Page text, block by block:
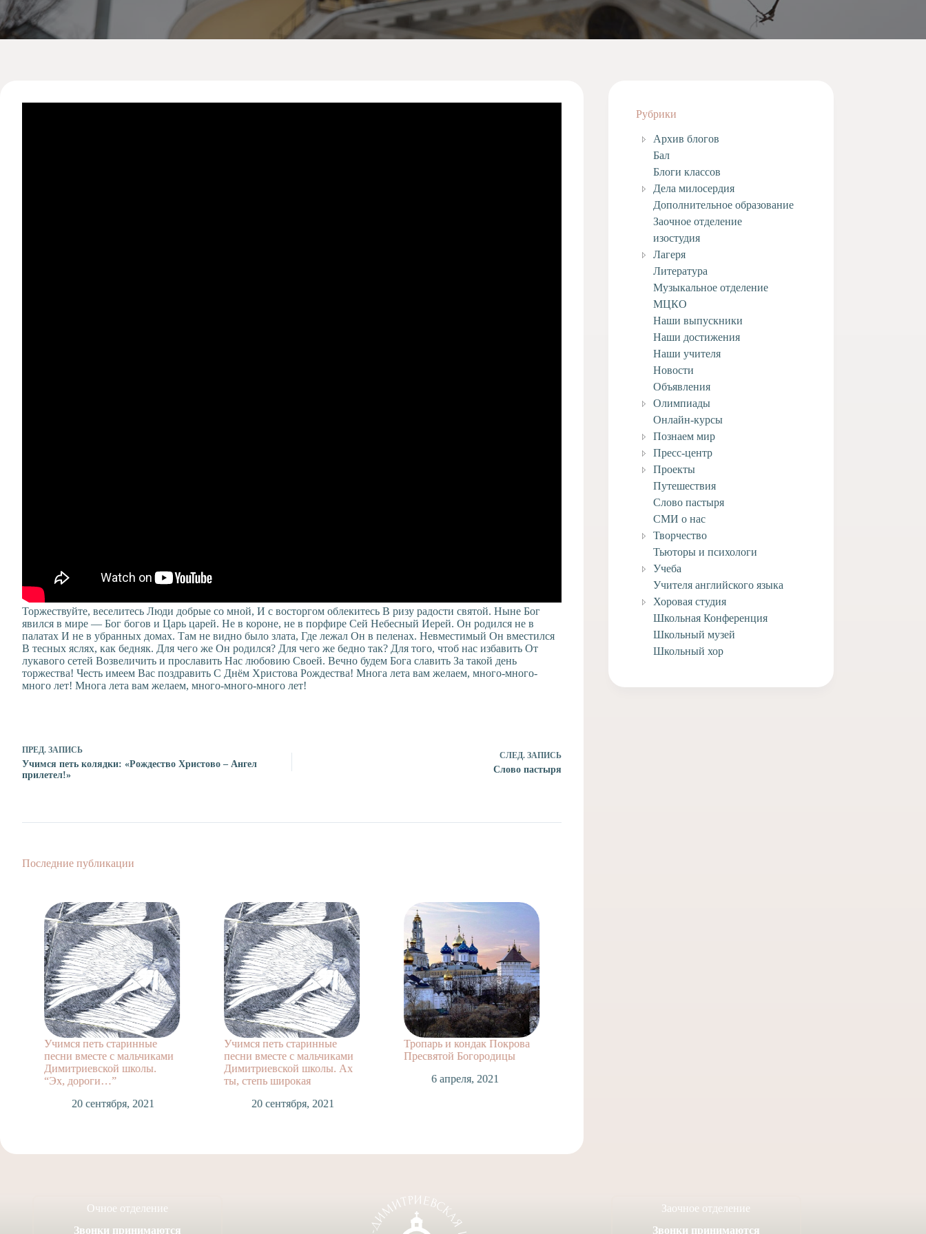
Проекты
Торжествуйте, веселитесь Люди добрые со мной, И с восторгом облекитесь В ризу радости святой. Ныне Бог
явился в мире — Бог богов и Царь царей. Не в короне, не в порфире Сей Небесный Иерей. Он родился не в
палатах И не в убранных домах. Там не видно было злата, Где лежал Он в пеленах. Невместимый Он вместился
В тесных яслях, как бедняк. Для чего же Он родился? Для чего же бедно так? Для того, чтоб нас избавить От
лукавого сетей Возвеличить и прославить Нас любовию Своей. Вечно будем Бога славить За такой день
торжества! Честь имеем Вас поздравить С Днём Христова Рождества! Многа лета вам желаем, много-много-
много лет! Многа лета вам желаем, много-много-много лет!
ПРЕД. ЗАПИСЬ
Учимся петь колядки: «Рождество Христово – Ангел
прилетел!»
СЛЕД. ЗАПИСЬ
Слово пастыря
Последние публикации
Учимся петь старинные
песни вместе с мальчиками
Димитриевской школы.
“Эх, дороги…”
20 сентября, 2021
Учимся петь старинные
песни вместе с мальчиками
Димитриевской школы. Ах
ты, степь широкая
20 сентября, 2021
Тропарь и кондак Покрова
Пресвятой Богородицы
6 апреля, 2021
Рубрики
Архив блогов
Бал
Блоги классов
Дела милосердия
Дополнительное образование
Заочное отделение
изостудия
Лагеря
Литература
Музыкальное отделение
МЦКО
Наши выпускники
Наши достижения
Наши учителя
Новости
Объявления
Олимпиады
Онлайн-курсы
Познаем мир
Пресс-центр
Проекты
Путешествия
Слово пастыря
СМИ о нас
Творчество
Тьюторы и психологи
Учеба
Учителя английского языка
Хоровая студия
Школьная Конференция
Школьный музей
Школьный хор
Очное отделение
Звонки принимаются
Заочное отделение
Звонки принимаются